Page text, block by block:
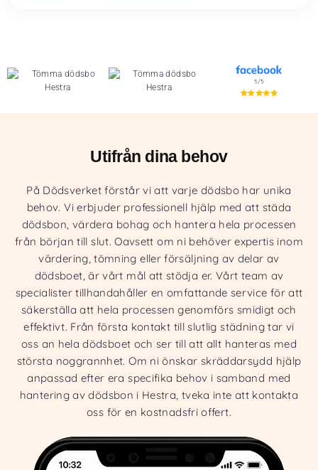
Utifrån dina behov
På Dödsverket förstår vi att varje dödsbo har unika
behov. Vi erbjuder professionell hjälp med att städa
dödsbon, värdera bohag och hantera hela processen
från början till slut. Oavsett om ni behöver expertis inom
värdering, tömning eller försäljning av delar av
dödsboet, är vårt mål att stödja er. Vårt team av
specialister tillhandahåller en omfattande service för att
säkerställa att hela processen genomförs smidigt och
effektivt. Från första kontakt till slutlig städning tar vi
oss an hela dödsboet och ser till att allt hanteras med
största noggrannhet. Om ni önskar skräddarsydd hjälp
anpassad efter era specifika behov i samband med
hantering av dödsbon i Hestra, tveka inte att kontakta
oss för en kostnadsfri offert.